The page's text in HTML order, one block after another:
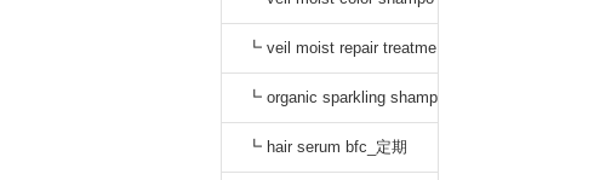
o dark brown_通常
┗ veil moist repair treatme
nt_通常
┗ organic sparkling shamp
oo_定期
┗ hair serum bfc_定期